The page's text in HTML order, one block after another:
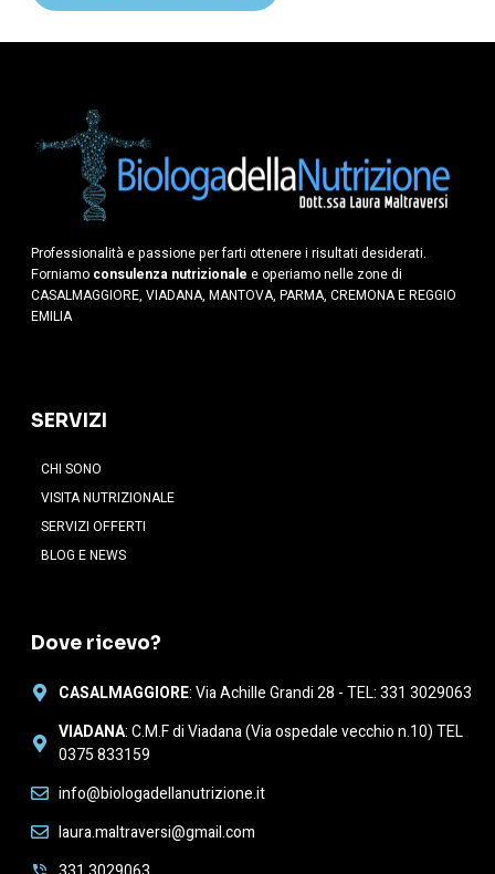
Professionalità e passione per farti ottenere i risultati desiderati.
Forniamo consulenza nutrizionale e operiamo nelle zone di
CASALMAGGIORE, VIADANA, MANTOVA, PARMA, CREMONA E REGGIO
EMILIA
SERVIZI
CHI SONO
VISITA NUTRIZIONALE
SERVIZI OFFERTI
BLOG E NEWS
Dove ricevo?
CASALMAGGIORE: Via Achille Grandi 28 - TEL: 331 3029063
VIADANA: C.M.F di Viadana (Via ospedale vecchio n.10) TEL
0375 833159
info@biologadellanutrizione.it
laura.maltraversi@gmail.com